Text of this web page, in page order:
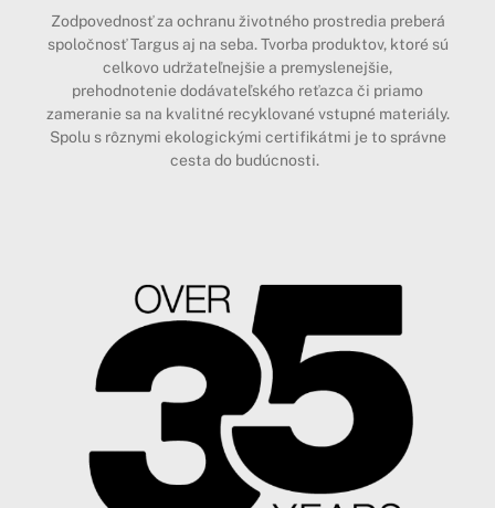
Zodpovednosť za ochranu životného prostredia preberá
spoločnosť Targus aj na seba. Tvorba produktov, ktoré sú
celkovo udržateľnejšie a premyslenejšie,
prehodnotenie dodávateľského reťazca či priamo
zameranie sa na kvalitné recyklované vstupné materiály.
Spolu s rôznymi ekologickými certifikátmi je to správne
cesta do budúcnosti.